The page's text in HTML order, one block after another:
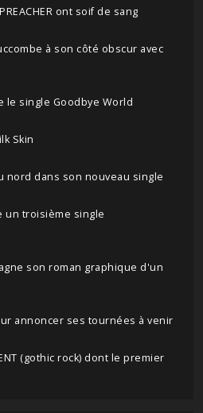
ont soif de sang
à son côté obscur avec
le single Goodbye World
Skin
nord dans son nouveau single
un troisième single
son roman graphique d'un
annoncer ses tournées à venir
(gothic rock) dont le premier